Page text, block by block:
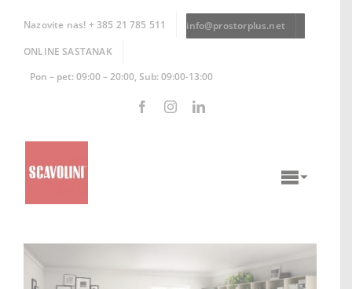
Nazovite nas! + 385 21 785 511
info@prostorplus.net
ONLINE SASTANAK
Pon – pet: 09:00 – 20:00, Sub: 09:00-13:00
Toggle
KUPAONICE